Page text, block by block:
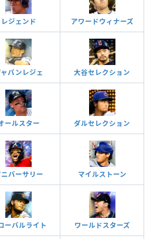
レジェンド アワードウィナーズ
ャパンレジェ 大谷セレクション
ールスター ダルセレクション
ニバーサリー マイルストーン
ーバルライト ワールドスターズ